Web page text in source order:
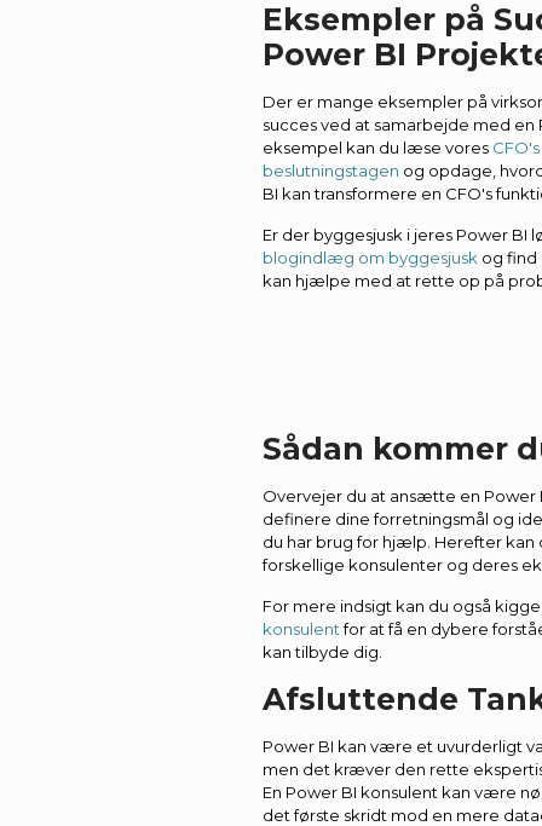
Eksempler på
Power BI
Der er mange eksempler på
succes ved at samarbejde med en
eksempel kan du læse vores
beslutningstagen og opdage,
BI kan transformere en CFO's
Er der byggesjusk i jeres Power BI
blogindlæg om byggesjusk og find
kan hjælpe med at rette op på
Sådan kommer
Overvejer du at ansætte en Power
definere dine forretningsmål og
du har brug for hjælp. Herefter
forskellige konsulenter og deres
For mere indsigt kan du også
konsulentfor at få en dybere
kan tilbyde dig.
Afsluttende
Power BI kan være et uvurderligt
men det kræver den rette
En Power BI konsulent kan være
det første skridt mod en mere